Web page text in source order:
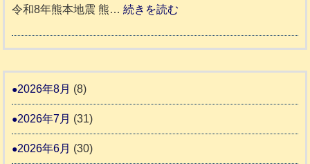
市
ッ
さ
人
記
令和8年熊本地震 熊…続きを読む
災
ト
2026年8月 (8)
2026年7月 (31)
2026年6月 (30)